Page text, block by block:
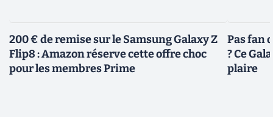
200 € de remise sur le Samsung Galaxy Z
Flip8 : Amazon réserve cette offre choc
pour les membres Prime
Pas fan
? Ce
plaire